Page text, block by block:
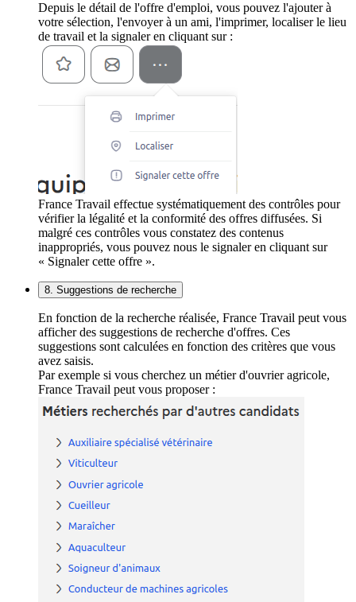
Depuis le détail de l'offre d'emploi, vous pouvez l'ajouter à
votre sélection, l'envoyer à un ami, l'imprimer, localiser le lieu
de travail et la signaler en cliquant sur :
France Travail effectue systématiquement des contrôles pour
vérifier la légalité et la conformité des offres diffusées. Si
malgré ces contrôles vous constatez des contenus
inappropriés, vous pouvez nous le signaler en cliquant sur
« Signaler cette offre ».
8. Suggestions de recherche
En fonction de la recherche réalisée, France Travail peut vous
afficher des suggestions de recherche d'offres. Ces
suggestions sont calculées en fonction des critères que vous
avez saisis.
Par exemple si vous cherchez un métier d'ouvrier agricole,
France Travail peut vous proposer :